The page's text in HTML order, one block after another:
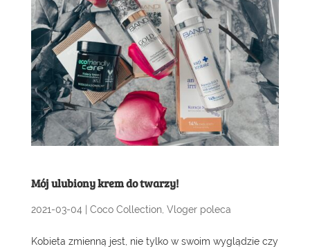
Mój ulubiony krem do twarzy!
2021-03-04| Coco Collection, Vloger poleca
Kobieta zmienną jest, nie tylko w swoim wyglądzie czy